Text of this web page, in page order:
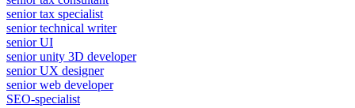
senior tax specialist
senior technical writer
senior UI
senior unity 3D developer
senior UX designer
senior web developer
SEO-specialist